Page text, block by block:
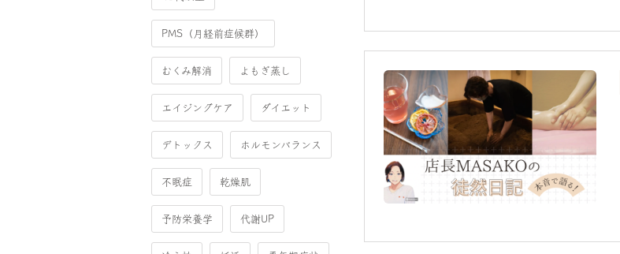
PMS（月経前症候群）
むくみ解消 よもぎ蒸し
エイジングケア ダイエット
デトックス ホルモンバランス
不眠症 乾燥肌
予防栄養学 代謝UP